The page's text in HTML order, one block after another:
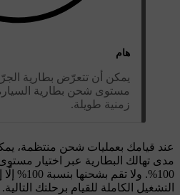
هام
يمكن أن تتعرّض بطارية
مستوى شحن بطارية
زمنية طويلة.
عند قيامك بعمليات شحن منتظمة،
مدى تهالك البطارية عبر اختيار
100%. ولا
التشغيل الكاملة للقيام برحلتك التالية.